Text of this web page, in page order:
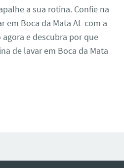
a sua rotina. Confie na
em Boca da Mata AL com a
e descubra por que
de lavar em Boca da Mata